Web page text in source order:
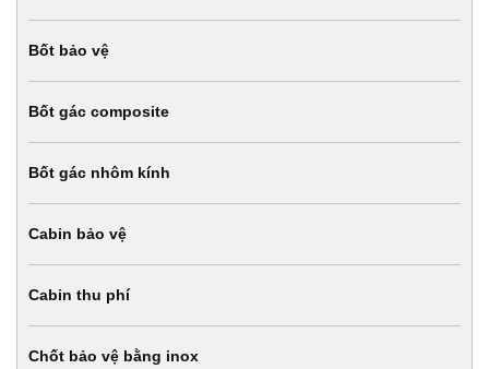
Bốt bảo vệ
Bốt gác composite
Bốt gác nhôm kính
Cabin bảo vệ
Cabin thu phí
Chốt bảo vệ bằng inox